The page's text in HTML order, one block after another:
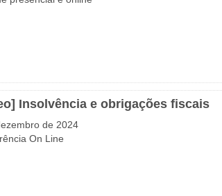
Insolvência e obrigações fiscais
de 2024
On Line